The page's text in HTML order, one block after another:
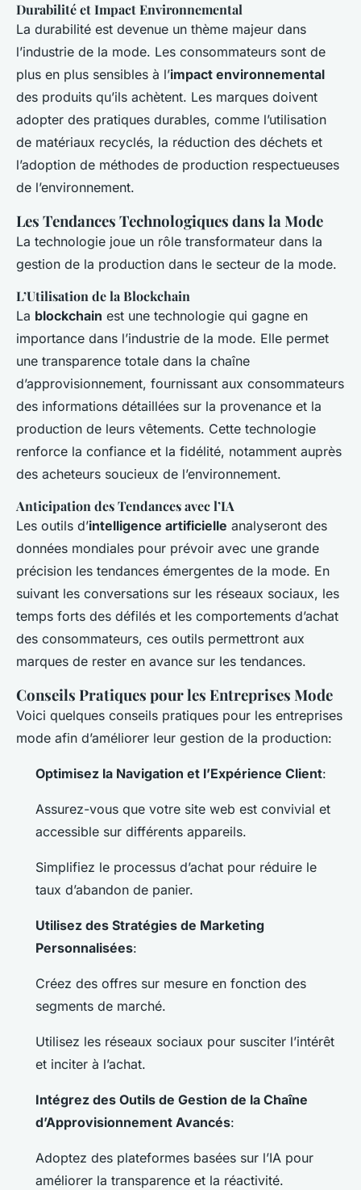
Durabilité et Impact Environnemental
La durabilité est devenue un thème majeur dans
l’industrie de la mode. Les consommateurs sont de
plus en plus sensibles à l’impact environnemental
des produits qu’ils achètent. Les marques doivent
adopter des pratiques durables, comme l’utilisation
de matériaux recyclés, la réduction des déchets et
l’adoption de méthodes de production respectueuses
de l’environnement.
Les Tendances Technologiques dans la Mode
La technologie joue un rôle transformateur dans la
gestion de la production dans le secteur de la mode.
L’Utilisation de la Blockchain
La blockchain est une technologie qui gagne en
importance dans l’industrie de la mode. Elle permet
une transparence totale dans la chaîne
d’approvisionnement, fournissant aux consommateurs
des informations détaillées sur la provenance et la
production de leurs vêtements. Cette technologie
renforce la confiance et la fidélité, notamment auprès
des acheteurs soucieux de l’environnement.
Anticipation des Tendances avec l’IA
Les outils d’intelligence artificielle analyseront des
données mondiales pour prévoir avec une grande
précision les tendances émergentes de la mode. En
suivant les conversations sur les réseaux sociaux, les
temps forts des défilés et les comportements d’achat
des consommateurs, ces outils permettront aux
marques de rester en avance sur les tendances.
Conseils Pratiques pour les Entreprises Mode
Voici quelques conseils pratiques pour les entreprises
mode afin d’améliorer leur gestion de la production:
Optimisez la Navigation et l’Expérience Client:
Assurez-vous que votre site web est convivial et
accessible sur différents appareils.
Simplifiez le processus d’achat pour réduire le
taux d’abandon de panier.
Utilisez des Stratégies de Marketing
Personnalisées:
Créez des offres sur mesure en fonction des
segments de marché.
Utilisez les réseaux sociaux pour susciter l’intérêt
et inciter à l’achat.
Intégrez des Outils de Gestion de la Chaîne
d’Approvisionnement Avancés:
Adoptez des plateformes basées sur l’IA pour
améliorer la transparence et la réactivité.